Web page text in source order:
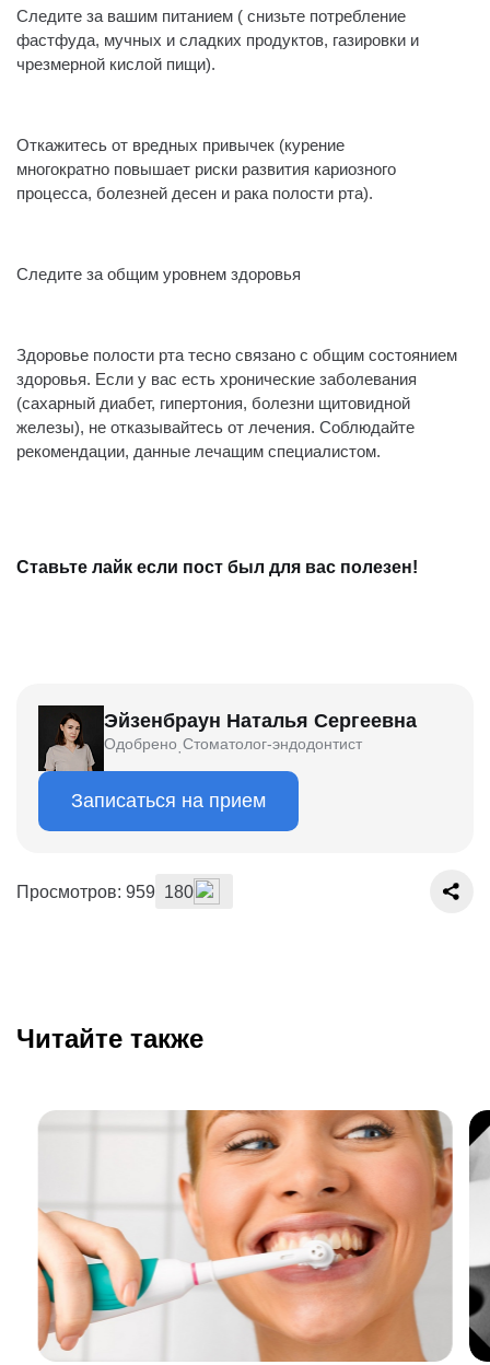
Следите за вашим питанием ( снизьте потребление
фастфуда, мучных и сладких продуктов, газировки и
чрезмерной кислой пищи).
Откажитесь от вредных привычек (курение
многократно повышает риски развития кариозного
процесса, болезней десен и рака полости рта).
Следите за общим уровнем здоровья
Здоровье полости рта тесно связано с общим состоянием
здоровья. Если у вас есть хронические заболевания
(сахарный диабет, гипертония, болезни щитовидной
железы), не отказывайтесь от лечения. Соблюдайте
рекомендации, данные лечащим специалистом.
Ставьте лайк если пост был для вас полезен!
Эйзенбраун Наталья Сергеевна
Одобрено·Стоматолог-эндодонтист
Записаться на прием
Просмотров: 959 180
Читайте также